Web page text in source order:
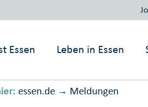
Essen Leben in Essen
essen.de → Meldungen